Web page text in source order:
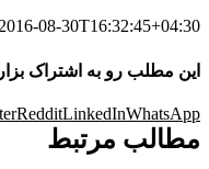
08-30T16:32:45+04:30
این مطلب رو به اشتراک
RedditLinkedInWhatsApp
مطالب مرتبط